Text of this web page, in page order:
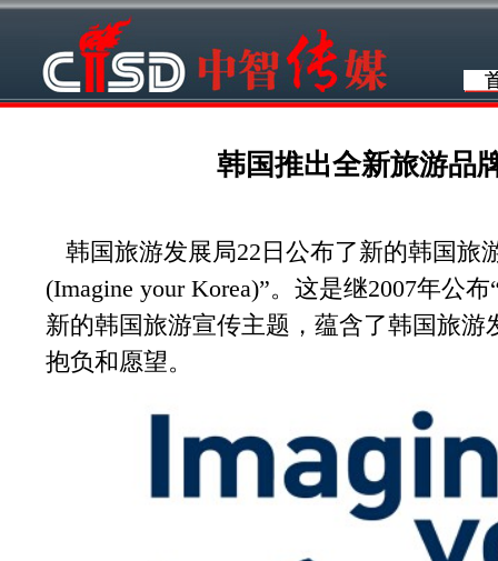
韩国推出全新旅游品
韩国旅游发展局22日公布了新的韩国
(Imagine your Korea)”。这是继2007年公
新的韩国旅游宣传主题，蕴含了韩国旅游
抱负和愿望。